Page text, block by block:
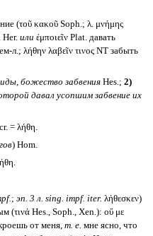
(τοῦ κακοῦ Soph.; λ. μνήμης
Her. или ἐμποιεῖν Plat. давать
л.; λήθην λαβεῖν τινος NT забыть
божество забвенияHes.; 2)
давал усопшим забвение их
= λήθη.
) Hom.
; эп. 3 л. sing. impf. iter. λήθεσκεν)
(τινά Hes., Soph., Xen.): οὔ με
от меня, т. е. мне ясно, что